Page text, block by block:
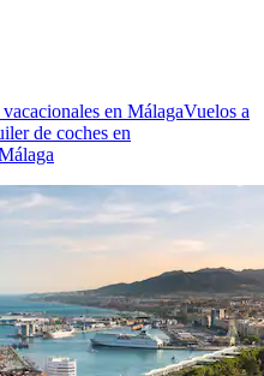
en MálagaVuelos a
de coches en